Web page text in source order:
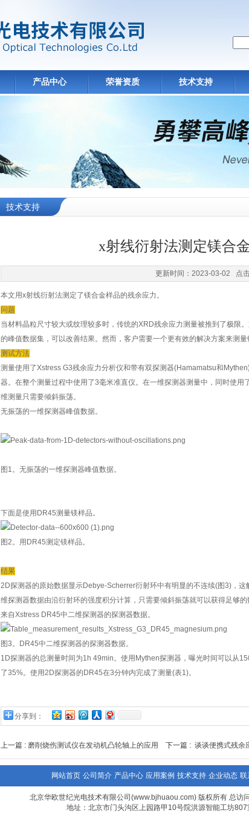
产品中心 荣誉资质 技术支持
技术支持
x射线衍射法测定镁合
更新时间：2023-03-02 点
本文用x射线衍射法测定了镁合金样品的残余应力。
问题
当材料晶粒尺寸较大或纹理较多时，传统的XRD残余应力测量被推到了极限
的峰值数据集，可以改善结果。然而，客户需要一个更有效的解决方案来测
测试方法
测量使用了Xstress G3残余应力分析仪和带有双探测器(Hamamatsu和
器。在整个测量过程中使用了3毫米准直仪。在一维探测器测量中，同时使
维测量只需要倾斜振荡。
无振荡的一维探测器峰值数据。
图1。无振荡的一维探测器峰值数据。
下面是使用DR45测量镁样品。
图2。用DR45测定镁样品。
结果
2D探测器的原始数据显示Debye-Scherrer衍射环中有明显的不连续(图3)，
维探测器数据由沿衍射环的强度积分计算，只需要倾斜振荡就可以获得足够的
来自Xstress DR45中二维探测器的探测器数据。
图3。DR45中二维探测器的探测器数据。
1D探测器的总测量时间为1h 49min。使用Mythen探测器，曝光时间可以从
了35%。使用2D探测器的DR45在3分钟内完成了测量(表1)。
分享到：
上一篇 : 磨削烧伤测试仪在发动机凸轮轴上的应用 下一篇 : 谈谈便携式残余
网站首页 公司简介 产品中心 应用案例 技术支持 企业动态 联
北京华欧世纪光电技术有限公司(www.bjhuaou.com) 版权所有 总访
地址：北京市门头沟区上园路甲10号院洪源智能工坊807